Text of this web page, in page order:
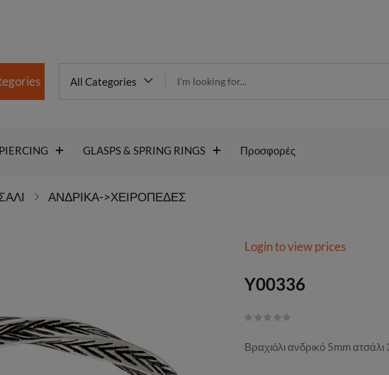
All Categories
PIERCING GLASPS & SPRING RINGS Προσφορές
ΑΝΔΡΙΚΑ->ΧΕΙΡΟΠΕΔΕΣ
Y00336
Login to view prices
Y00336
Βραχιόλι ανδρικό 5mm ατσάλι